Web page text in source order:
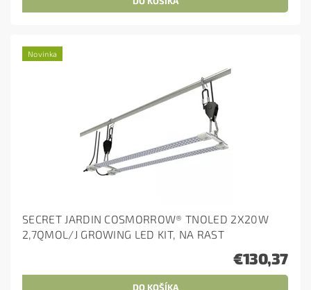
Novinka
SECRET JARDIN COSMORROW® TNOLED 2X20W
2,7QMOL/J GROWING LED KIT, NA RAST
€130,37